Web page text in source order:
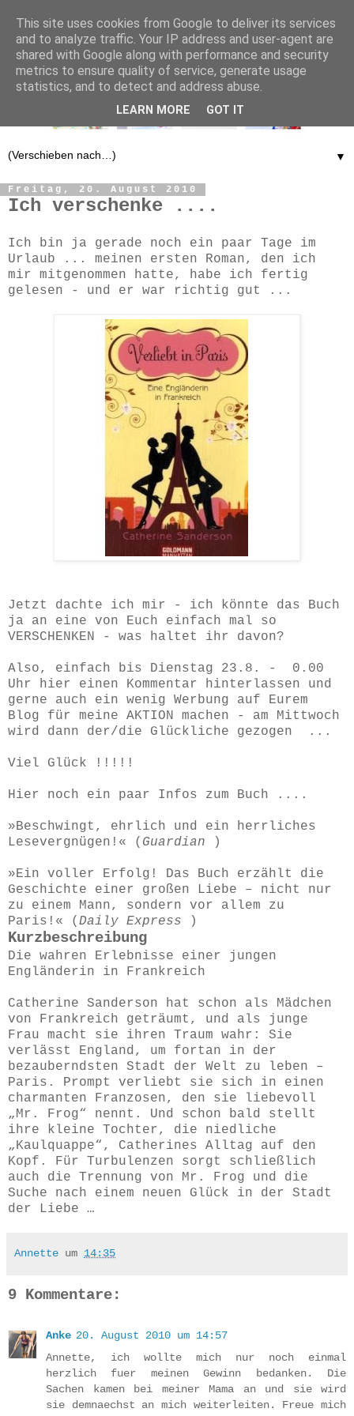
▼
Freitag, 20. August 2010
Ich verschenke ....
Ich bin ja gerade noch ein paar Tage im
Urlaub ... meinen ersten Roman, den ich
mir mitgenommen hatte, habe ich fertig
gelesen - und er war richtig gut ...
Jetzt dachte ich mir - ich könnte das Buch
ja an eine von Euch einfach mal so
VERSCHENKEN - was haltet ihr davon?
Also, einfach bis Dienstag 23.8. - 0.00
Uhr hier einen Kommentar hinterlassen und
gerne auch ein wenig Werbung auf Eurem
Blog für meine AKTION machen - am Mittwoch
wird dann der/die Glückliche gezogen ...
Viel Glück !!!!!
Hier noch ein paar Infos zum Buch ....
»Beschwingt, ehrlich und ein herrliches
Lesevergnügen!« ( Guardian )
»Ein voller Erfolg! Das Buch erzählt die
Geschichte einer großen Liebe – nicht nur
zu einem Mann, sondern vor allem zu
Paris!« ( Daily Express )
Kurzbeschreibung
Die wahren Erlebnisse einer jungen
Engländerin in Frankreich
Catherine Sanderson hat schon als Mädchen
von Frankreich geträumt, und als junge
Frau macht sie ihren Traum wahr: Sie
verlässt England, um fortan in der
bezauberndsten Stadt der Welt zu leben –
Paris. Prompt verliebt sie sich in einen
charmanten Franzosen, den sie liebevoll
„Mr. Frog“ nennt. Und schon bald stellt
ihre kleine Tochter, die niedliche
„Kaulquappe“, Catherines Alltag auf den
Kopf. Für Turbulenzen sorgt schließlich
auch die Trennung von Mr. Frog und die
Suche nach einem neuen Glück in der Stadt
der Liebe …
Annette um 14:35
9 Kommentare:
Anke 20. August 2010 um 14:57
Annette, ich wollte mich nur noch einmal
herzlich fuer meinen Gewinn bedanken. Die
Sachen kamen bei meiner Mama an und sie wird
sie demnaechst an mich weiterleiten. Freue mich
This site uses cookies from Google to deliver its services
and to analyze traffic. Your IP address and user-agent are
shared with Google along with performance and security
metrics to ensure quality of service, generate usage
statistics, and to detect and address abuse.
LEARN MORE GOT IT